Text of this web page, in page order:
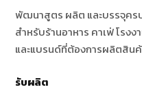
พัฒนาสูตร ผลิต และบรรจุคร
สำหรับร้านอาหาร คาเฟ่ โรงง
และแบรนด์ที่ต้องการผลิตสิน
รับผลิต